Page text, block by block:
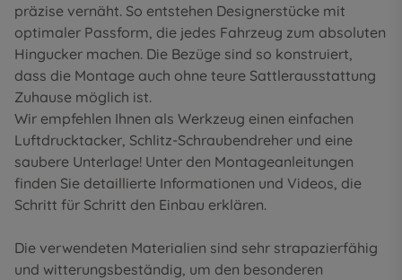
präzise vernäht. So entstehen Designerstücke mit
optimaler Passform, die jedes Fahrzeug zum absoluten
Hingucker machen. Die Bezüge sind so konstruiert,
dass die Montage auch ohne teure Sattlerausstattung
Zuhause möglich ist.
Wir empfehlen Ihnen als Werkzeug einen einfachen
Luftdrucktacker, Schlitz-Schraubendreher und eine
saubere Unterlage! Unter den Montageanleitungen
finden Sie detaillierte Informationen und Videos, die
Schritt für Schritt den Einbau erklären.
Die verwendeten Materialien sind sehr strapazierfähig
und witterungsbeständig, um den besonderen